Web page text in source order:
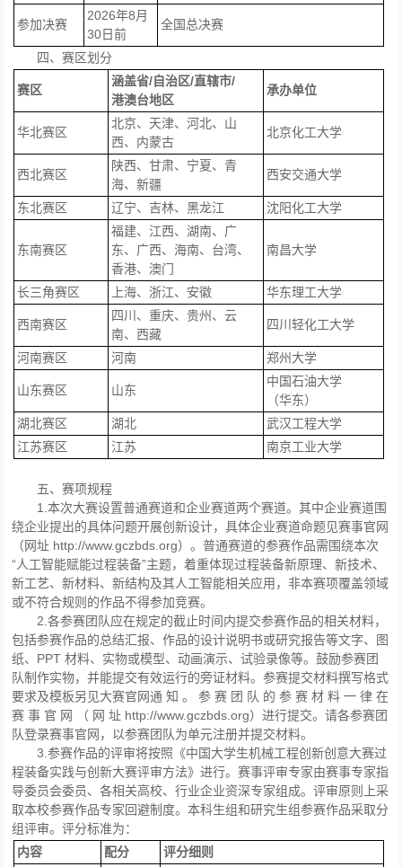
参加决赛
2026年8月
30日前
全国总决赛
四、赛区划分
赛区
涵盖省/自治区/直辖市/
港澳台地区
承办单位
华北赛区
北京、天津、河北、山
西、内蒙古
北京化工大学
西北赛区
陕西、甘肃、宁夏、青
海、新疆
西安交通大学
东北赛区 辽宁、吉林、黑龙江 沈阳化工大学
东南赛区
福建、江西、湖南、广
东、广西、海南、台湾、
香港、澳门
南昌大学
长三角赛区 上海、浙江、安徽 华东理工大学
西南赛区
四川、重庆、贵州、云
南、西藏
四川轻化工大学
河南赛区 河南 郑州大学
山东赛区 山东
中国石油大学
（华东）
湖北赛区
湖北
武汉工程大学
江苏赛区
江苏 南京工业大学
五、赛项规程
1.本次大赛设置普通赛道和企业赛道两个赛道。其中企业赛道围
绕企业提出的具体问题开展创新设计，具体企业赛道命题见赛事官网
（网址 http://www.gczbds.org）。普通赛道的参赛作品需围绕本次
“人工智能赋能过程装备”主题，着重体现过程装备新原理、新技术、
新工艺、新材料、新结构及其人工智能相关应用，非本赛项覆盖领域
或不符合规则的作品不得参加竞赛。
2.各参赛团队应在规定的截止时间内提交参赛作品的相关材料，
包括参赛作品的总结汇报、作品的设计说明书或研究报告等文字、图
纸、PPT 材料、实物或模型、动画演示、试验录像等。鼓励参赛团
队制作实物，并能提交有效运行的旁证材料。参赛提交材料撰写格式
要求及模板另见大赛官网通 知 。 参 赛 团 队 的 参 赛 材 料 一 律 在
赛 事 官 网 （ 网 址 http://www.gczbds.org）进行提交。请各参赛团
队登录赛事官网，以参赛团队为单元注册并提交材料。
3.参赛作品的评审将按照《中国大学生机械工程创新创意大赛过
程装备实践与创新大赛评审方法》进行。赛事评审专家由赛事专家指
导委员会委员、各相关高校、行业企业资深专家组成。评审原则上采
取本校参赛作品专家回避制度。本科生组和研究生组参赛作品采取分
组评审。评分标准为：
内容
配分 评分细则